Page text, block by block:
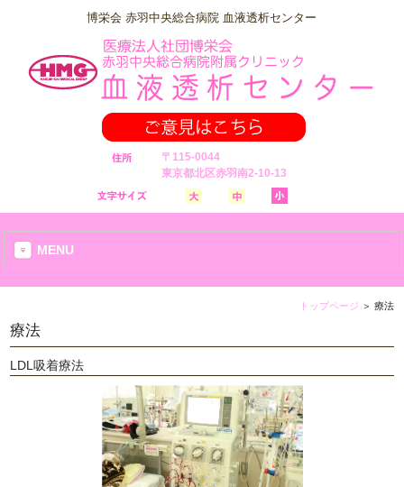
博栄会 赤羽中央総合病院 血液透析センター
〒115-0044
東京都北区赤羽南2-10-13
MENU
トップページ ＞ 療法
療法
LDL吸着療法